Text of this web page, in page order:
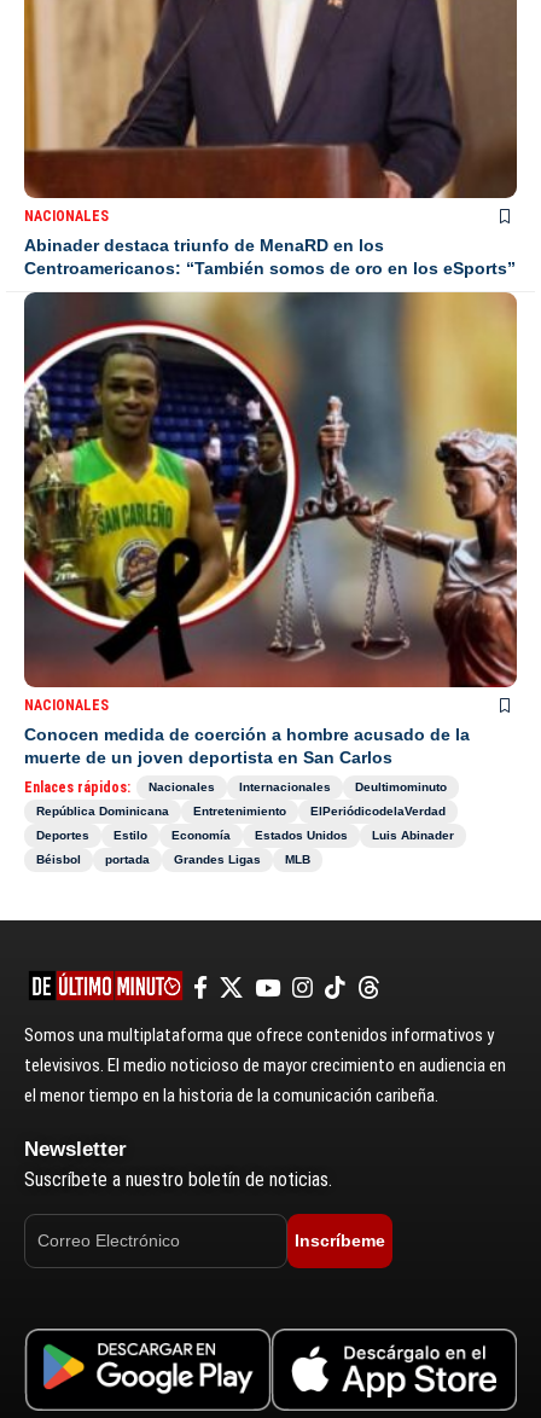
NACIONALES
Abinader destaca triunfo de MenaRD en los
Centroamericanos: “También somos de oro en los eSports”
NACIONALES
Conocen medida de coerción a hombre acusado de la
muerte de un joven deportista en San Carlos
Enlaces rápidos: Nacionales Internacionales
Deultimominuto
República Dominicana
Entretenimiento
ElPeriódicodelaVerdad
Deportes
Estilo Economía Estados Unidos
Luis Abinader
Béisbol
portada Grandes Ligas MLB
Somos una multiplataforma que ofrece contenidos informativos y
televisivos. El medio noticioso de mayor crecimiento en audiencia en
el menor tiempo en la historia de la comunicación caribeña.
Newsletter
Suscríbete a nuestro boletín de noticias.
Inscríbeme